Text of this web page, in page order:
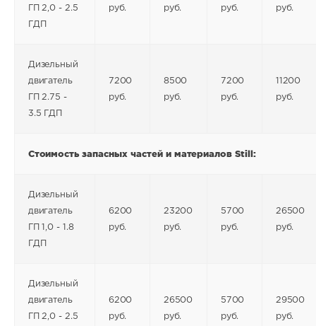
ГП 2,0 - 2.5
ГДП
руб. руб. руб. руб.
Дизельный
двигатель
ГП 2.75 -
3.5 ГДП
7200
руб.
8500
руб.
7200
руб.
11200
руб.
Стоимость запасных частей и материалов Still:
Дизельный
двигатель
ГП 1,0 - 1.8
ГДП
6200
руб.
23200
руб.
5700
руб.
26500
руб.
Дизельный
двигатель
ГП 2,0 - 2.5
6200
руб.
26500
руб.
5700
руб.
29500
руб.